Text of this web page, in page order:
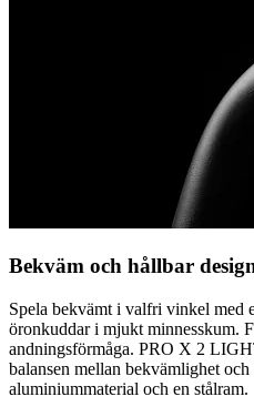
Bekväm och hållbar
Spela bekvämt i valfri vinkel med
öronkuddar i mjukt minnesskum.
andningsförmåga. PRO X 2
balansen mellan bekvämlighet
aluminiummaterial och en stålram.